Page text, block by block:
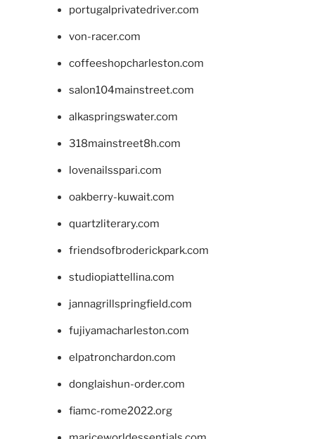
portugalprivatedriver.com
von-racer.com
coffeeshopcharleston.com
salon104mainstreet.com
alkaspringswater.com
318mainstreet8h.com
lovenailsspari.com
oakberry-kuwait.com
quartzliterary.com
friendsofbroderickpark.com
studiopiattellina.com
jannagrillspringfield.com
fujiyamacharleston.com
elpatronchardon.com
donglaishun-order.com
fiamc-rome2022.org